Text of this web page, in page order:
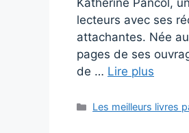
lecteurs avec ses
attachantes. Née
pages de ses
de … Lire plus
Catégories
Les meilleurs livres